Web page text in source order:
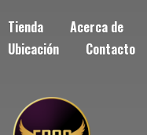
Tienda
Acerca de
Ubicación
Contacto